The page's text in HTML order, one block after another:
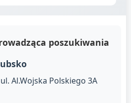
poszukiwania
Al.Wojska Polskiego 3A